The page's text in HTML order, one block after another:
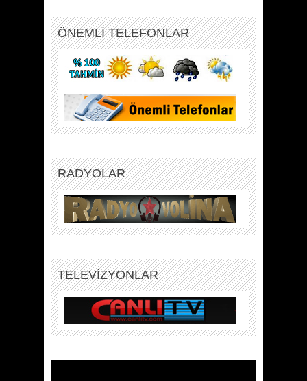
ÖNEMLİ TELEFONLAR
RADYOLAR
TELEVİZYONLAR